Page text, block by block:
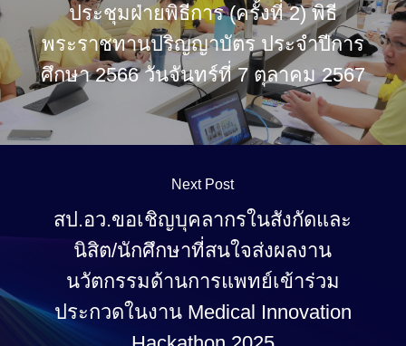
ประชุมฝ่ายพิธีการ (ครั้งที่ 2) พิธี
พระราชทานปริญญาบัตร ประจำปีการ
ศึกษา 2566 วันจันทร์ที่ 7 ตุลาคม 2567
Next Post
สป.อว.ขอเชิญบุคลากรในสังกัดและ
นิสิต/นักศึกษาที่สนใจส่งผลงาน
นวัตกรรมด้านการแพทย์เข้าร่วม
ประกวดในงาน Medical Innovation